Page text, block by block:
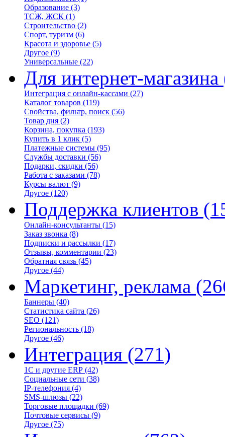
Образование (3)
ТСЖ, ЖСК (1)
Строительство (2)
Спорт, туризм (6)
Красота и здоровье (5)
Другое (9)
Универсальные (22)
Для интернет-магазина
Интеграция с онлайн-кассами (27)
Каталог товаров (119)
Свойства, фильтр, поиск (56)
Товар дня (2)
Корзина, покупка (193)
Купить в 1 клик (5)
Платежные системы (95)
Службы доставки (56)
Подарки, скидки (56)
Работа с заказами (78)
Курсы валют (9)
Другое (120)
Поддержка клиентов
Онлайн-консультанты (15)
Заказ звонка (8)
Подписки и рассылки (17)
Отзывы, комментарии (23)
Обратная связь (45)
Другое (44)
Маркетинг, реклама
Баннеры (40)
Статистика сайта (26)
SEO (121)
Региональность (18)
Другое (46)
Интеграция (271)
1С и другие ERP (42)
Социальные сети (38)
IP-телефония (4)
SMS-шлюзы (22)
Торговые площадки (69)
Почтовые сервисы (9)
Другое (75)